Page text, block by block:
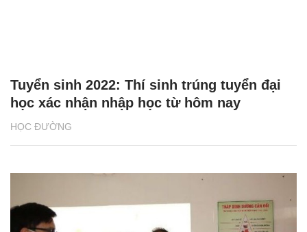
HỌC ĐƯỜNG
Tuyển sinh 2022: Thí sinh trúng tuyển đại
học xác nhận nhập học từ hôm nay